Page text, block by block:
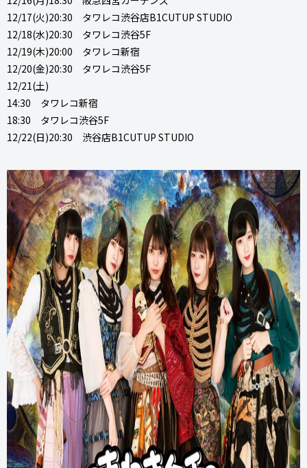
12/17(火)20:30 タワレコ渋谷店B1CUTUP STUDIO
12/18(水)20:30 タワレコ渋谷5F
12/19(木)20:00 タワレコ新宿
12/20(金)20:30 タワレコ渋谷5F
12/21(土)
14:30 タワレコ新宿
18:30 タワレコ渋谷5F
12/22(日)20:30 渋谷店B1CUTUP STUDIO